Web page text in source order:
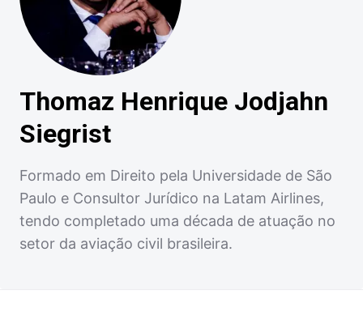
Thomaz Henrique Jodjahn
Siegrist
Formado em Direito pela Universidade de São
Paulo e Consultor Jurídico na Latam Airlines,
tendo completado uma década de atuação no
setor da aviação civil brasileira.